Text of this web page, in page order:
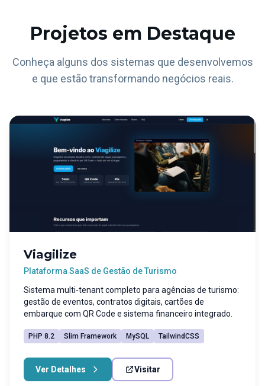
Projetos em Destaque
Conheça alguns dos sistemas que desenvolvemos
e que estão transformando negócios reais.
Viagilize
Plataforma SaaS de Gestão de Turismo
Sistema multi-tenant completo para agências de turismo:
gestão de eventos, contratos digitais, cartões de
embarque com QR Code e sistema financeiro integrado.
PHP 8.2 Slim Framework MySQL TailwindCSS
Ver Detalhes Visitar